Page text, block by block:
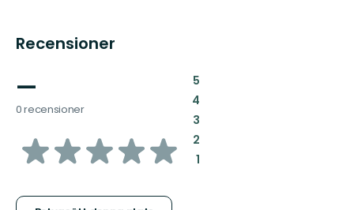
Recensioner
—
0 recensioner
av
5:
4:
3:
2:
1: